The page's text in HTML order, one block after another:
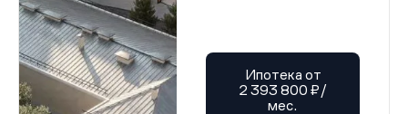
Ипотека от
2 393 800 ₽/
мес.